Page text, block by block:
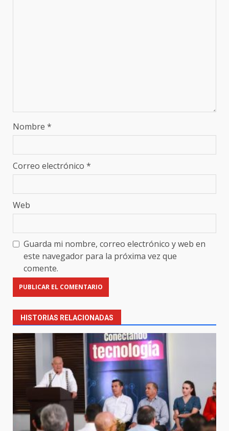
Nombre *
Correo electrónico *
Web
Guarda mi nombre, correo electrónico y web en
este navegador para la próxima vez que
comente.
HISTORIAS RELACIONADAS